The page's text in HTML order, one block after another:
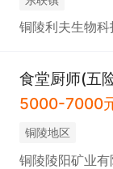
铜陵利夫生物科
食堂厨师(五
5000-7000
铜陵地区
铜陵陵阳矿业有